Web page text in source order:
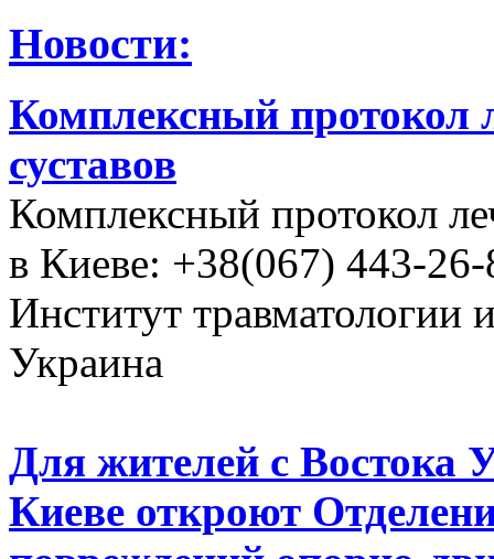
Новости:
Комплексный протокол
суставов
Комплексный протокол
в Киеве: +38(067) 443-
Институт
Украина
Для жителей с
Киеве откроют